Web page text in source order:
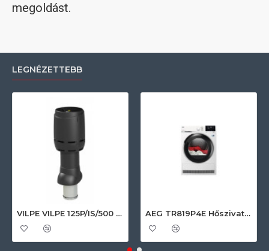
megoldást.
LEGNÉZETTEBB
VILPE VILPE 125P/IS/500 FLOW tetőszellőző, fekete Szellőztető ventilátor tartozékok AEG TR819P4E Hőszivattyús szárítógép